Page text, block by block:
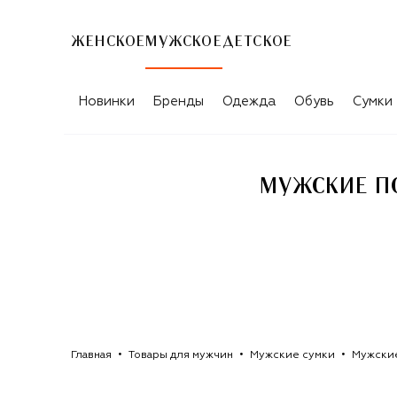
ЖЕНСКОЕ МУЖСКОЕ ДЕТСКОЕ
Новинки Бренды Одежда Обувь Сумки
МУЖСКИЕ
Главная Товары для мужчин Мужские сумки